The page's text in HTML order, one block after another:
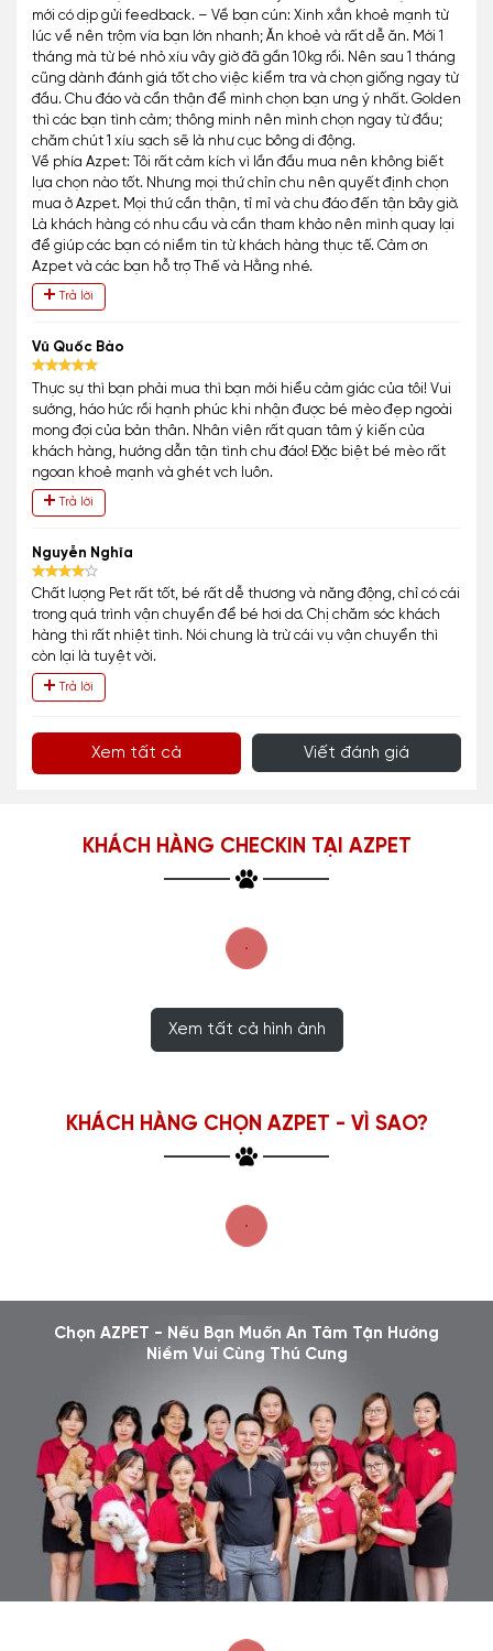
mới có dịp gửi feedback. – Về bạn cún: Xinh xắn khoẻ mạnh từ
lúc về nên trộm vía bạn lớn nhanh; Ăn khoẻ và rất dễ ăn. Mới 1
tháng mà từ bé nhỏ xíu vây giờ đã gần 10kg rồi. Nên sau 1 tháng
cũng dành đánh giá tốt cho việc kiểm tra và chọn giống ngay từ
đầu. Chu đáo và cẩn thận để mình chọn bạn ưng ý nhất. Golden
thì các bạn tình cảm; thông minh nên mình chọn ngay từ đầu;
chăm chút 1 xíu sạch sẽ là như cục bông di động.
Về phía Azpet: Tôi rất cảm kích vì lần đầu mua nên không biết
lựa chọn nào tốt. Nhưng mọi thứ chỉn chu nên quyết định chọn
mua ở Azpet. Mọi thứ cần thận, tỉ mỉ và chu đáo đến tận bây giờ.
Là khách hàng có nhu cầu và cần tham khảo nên mình quay lại
để giúp các bạn có niềm tin từ khách hàng thực tế. Cảm ơn
Azpet và các bạn hỗ trợ Thế và Hằng nhé.
Trả lời
Vũ Quốc Bảo
Thực sự thì bạn phải mua thì bạn mới hiểu cảm giác của tôi! Vui
sướng, háo hức rồi hạnh phúc khi nhận được bé mèo đẹp ngoài
mong đợi của bản thân. Nhân viên rất quan tâm ý kiến của
khách hàng, hướng dẫn tận tình chu đáo! Đặc biệt bé mèo rất
ngoan khoẻ mạnh và ghét vch luôn.
Trả lời
Nguyễn Nghĩa
Chất lượng Pet rất tốt, bé rất dễ thương và năng động, chỉ có cái
trong quá trình vận chuyển để bé hơi dơ. Chị chăm sóc khách
hàng thì rất nhiệt tình. Nói chung là trừ cái vụ vận chuyển thì
còn lại là tuyệt vời.
Trả lời
Xem tất cả Viết đánh giá
KHÁCH HÀNG CHECKIN TẠI AZPET
Xem tất cả hình ảnh
KHÁCH HÀNG CHỌN AZPET - VÌ SAO?
Chọn AZPET - Nếu Bạn Muốn An Tâm Tận Hưởng
Niềm Vui Cùng Thú Cưng